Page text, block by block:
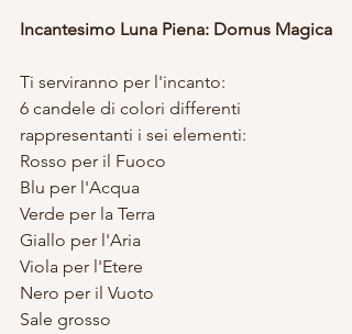
Incantesimo Luna Piena: Domus Magica
Ti serviranno per l'incanto:
6 candele di colori differenti
rappresentanti i sei elementi:
Rosso per il Fuoco
Blu per l'Acqua
Verde per la Terra
Giallo per l'Aria
Viola per l'Etere
Nero per il Vuoto
Sale grosso